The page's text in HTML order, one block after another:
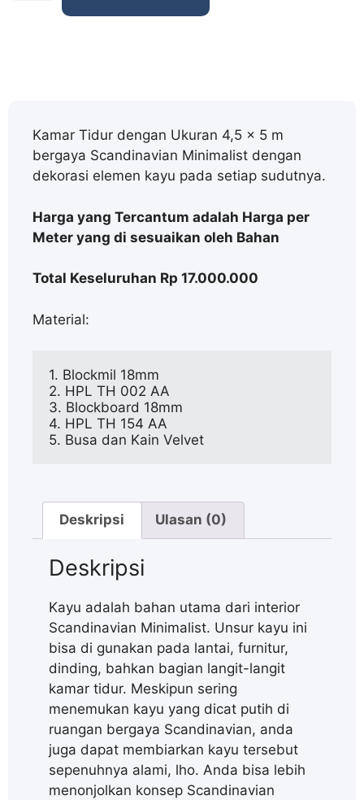
Kamar Tidur dengan Ukuran 4,5 x 5 m
bergaya Scandinavian Minimalist dengan
dekorasi elemen kayu pada setiap sudutnya.
Harga yang Tercantum adalah Harga per
Meter yang di sesuaikan oleh Bahan
Total Keseluruhan Rp 17.000.000
Material:
1. Blockmil 18mm
2. HPL TH 002 AA
3. Blockboard 18mm
4. HPL TH 154 AA
5. Busa dan Kain Velvet
Deskripsi Ulasan (0)
Deskripsi
Kayu adalah bahan utama dari interior
Scandinavian Minimalist. Unsur kayu ini
bisa di gunakan pada lantai, furnitur,
dinding, bahkan bagian langit-langit
kamar tidur. Meskipun sering
menemukan kayu yang dicat putih di
ruangan bergaya Scandinavian, anda
juga dapat membiarkan kayu tersebut
sepenuhnya alami, lho. Anda bisa lebih
menonjolkan konsep Scandinavian